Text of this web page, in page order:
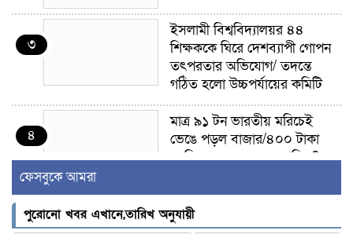
৩
ইসলামী বিশ্ববিদ্যালয়র ৪৪
শিক্ষককে ঘিরে দেশব্যাপী গোপন
তৎপরতার অভিযোগ/ তদন্তে
গঠিত হলো উচ্চপর্যায়ের কমিটি
৪
মাত্র ৯১ টন ভারতীয় মরিচেই
ভেঙে পড়ল বাজার/৪০০ টাকা
কেজি দাম কে ধরে রেখেছিল?
৫
জুলাই আন্দোলন ছিল সম্মিলিত,
লক্ষ্য হওয়া উচিত ঐক্য ও
ফেসবুকে আমরা
পুরোনো খবর এখানে,তারিখ অনুযায়ী